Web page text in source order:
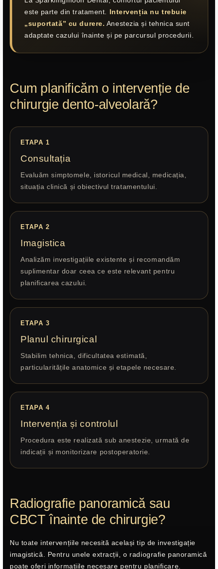
este parte din tratament. Intervenția nu trebuie
„suportată” cu durere. Anestezia și tehnica sunt
adaptate cazului înainte și pe parcursul procedurii.
Cum planificăm o intervenție de
chirurgie dento-alveolară?
ETAPA 1
Consultația
Evaluăm simptomele, istoricul medical, medicația,
situația clinică și obiectivul tratamentului.
ETAPA 2
Imagistica
Analizăm investigațiile existente și recomandăm
suplimentar doar ceea ce este relevant pentru
planificarea cazului.
ETAPA 3
Planul chirurgical
Stabilim tehnica, dificultatea estimată,
particularitățile anatomice și etapele necesare.
ETAPA 4
Intervenția și controlul
Procedura este realizată sub anestezie, urmată de
indicații și monitorizare postoperatorie.
Radiografie panoramică sau
CBCT înainte de chirurgie?
Nu toate intervențiile necesită același tip de investigație
imagistică. Pentru unele extracții, o radiografie panoramică
poate oferi informațiile necesare pentru planificare.